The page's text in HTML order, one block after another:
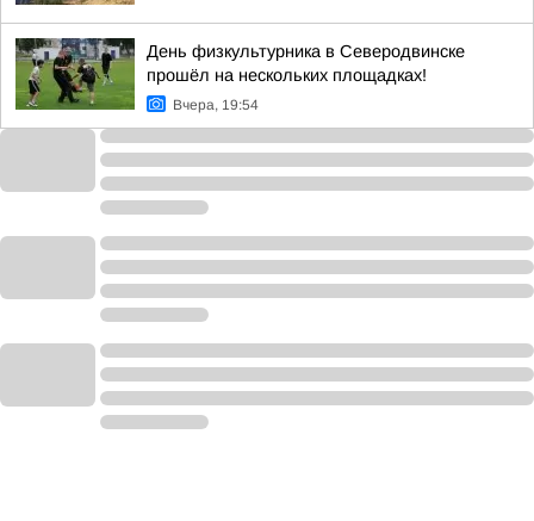
День физкультурника в Северодвинске
прошёл на нескольких площадках!
Вчера, 19:54